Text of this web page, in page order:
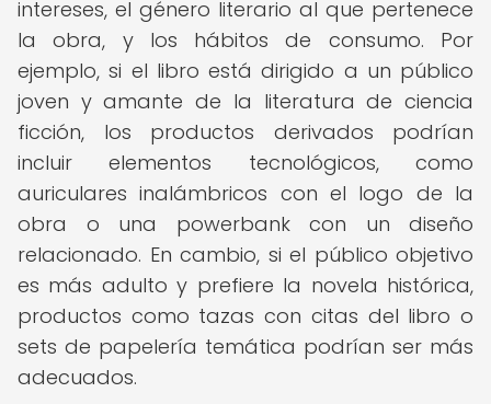
intereses, el género literario al que pertenece
la obra, y los hábitos de consumo. Por
ejemplo, si el libro está dirigido a un público
joven y amante de la literatura de ciencia
ficción, los productos derivados podrían
incluir elementos tecnológicos, como
auriculares inalámbricos con el logo de la
obra o una powerbank con un diseño
relacionado. En cambio, si el público objetivo
es más adulto y prefiere la novela histórica,
productos como tazas con citas del libro o
sets de papelería temática podrían ser más
adecuados.